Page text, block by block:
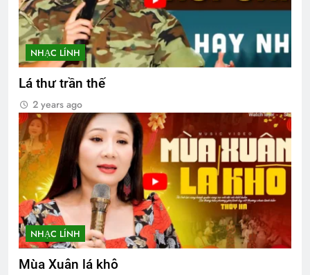
NHẠC LÍNH
Lá thư trần thế
2 years ago
NHẠC LÍNH
Mùa Xuân lá khô